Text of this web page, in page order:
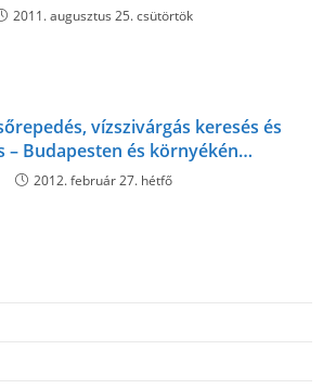
2011. augusztus 25. csütörtök
vízszivárgás keresés és
– Budapesten és környékén…
2012. február 27. hétfő